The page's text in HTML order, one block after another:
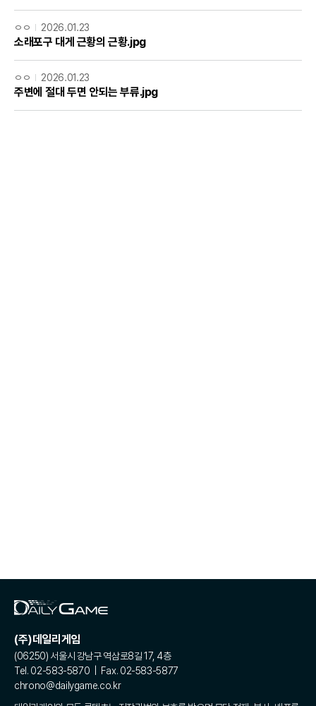
ㅇㅇ 2026.01.23
소래포구 대게 근황의 근황.jpg
ㅇㅇ 2026.01.23
주변에 절대 두면 안되는 부류.jpg
(주)데일리게임
(06250) 서울시 강남구 역삼로8길 17, 4층
Tel. 02-583-5870 | Fax. 02-583-5877
chrono@dailygame.co.kr